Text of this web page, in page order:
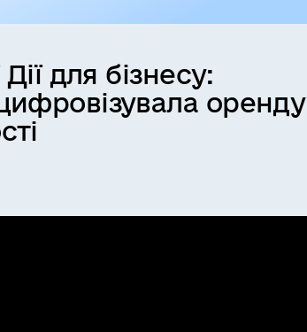
Дії для бізнесу:
оренду